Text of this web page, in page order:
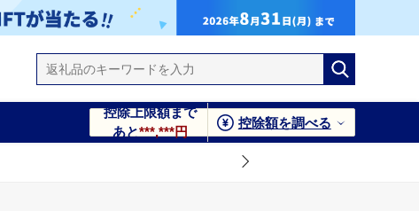
控除上限額まで
あと***,***円
控除額を調べる